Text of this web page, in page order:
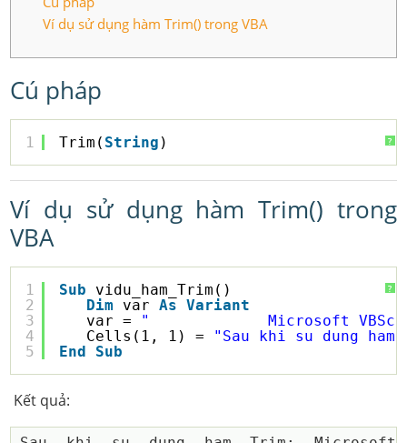
Ví dụ sử dụng hàm Trim() trong VBA
Cú pháp
?
1 Trim( String )
Ví dụ sử dụng hàm Trim() trong
VBA
?
1
2
3
4
5
Sub
vidu_ham_Trim()
Dim
var As
Variant
var = "             Microsoft
Cells(1, 1) = "Sau khi su dung
End
Sub
Kết quả: